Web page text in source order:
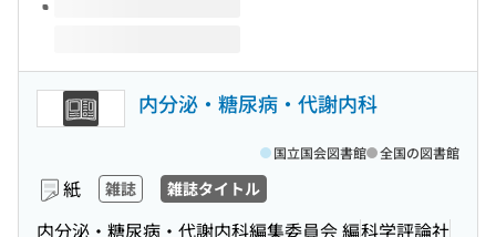
内分泌・糖尿病・代謝内科
紙 雑誌 雑誌タイトル
内分泌・糖尿病・代謝内科編集委員会 編科学評論社
国立国会図書館 全国の図書館